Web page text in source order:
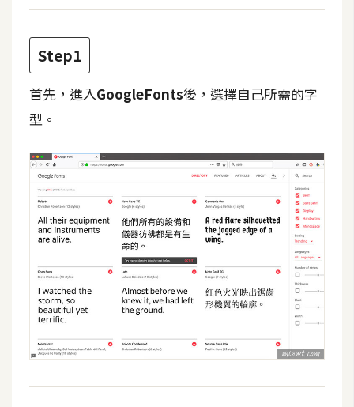
攝
機
攝
器
材
操
資
源
免
費
Step1
首先，進入GoogleFonts後，選擇自己所需的字
型。